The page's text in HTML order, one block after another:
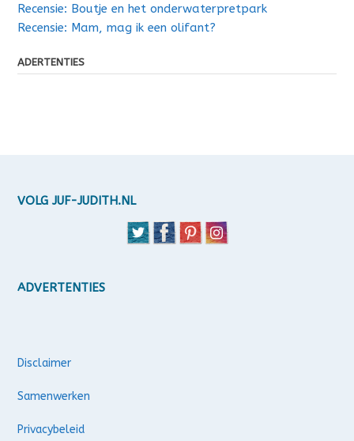
Recensie: Boutje en het onderwaterpretpark
Recensie: Mam, mag ik een olifant?
ADERTENTIES
VOLG JUF-JUDITH.NL
ADVERTENTIES
Disclaimer
Samenwerken
Privacybeleid